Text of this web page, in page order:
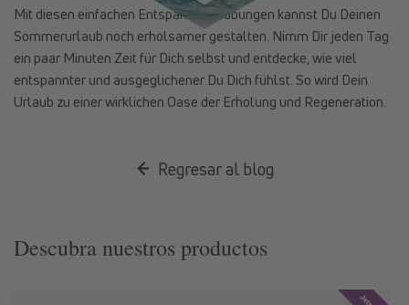
Mit diesen einfachen Entspannungsübungen kannst Du Deinen
Sommerurlaub noch erholsamer gestalten. Nimm Dir jeden Tag
ein paar Minuten Zeit für Dich selbst und entdecke, wie viel
entspannter und ausgeglichener Du Dich fühlst. So wird Dein
Urlaub zu einer wirklichen Oase der Erholung und Regeneration.
Regresar al blog
Descubra nuestros productos